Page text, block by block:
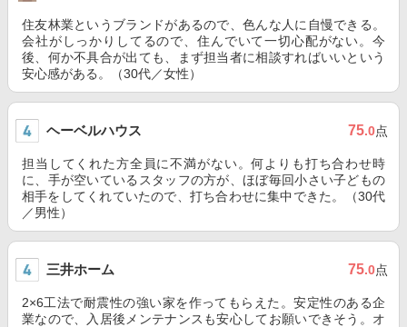
住友林業というブランドがあるので、色んな人に自慢できる。
会社がしっかりしてるので、住んでいて一切心配がない。今
後、何か不具合が出ても、まず担当者に相談すればいいという
安心感がある。（30代／女性）
ヘーベルハウス 75.0点
担当してくれた方全員に不満がない。何よりも打ち合わせ時
に、手が空いているスタッフの方が、ほぼ毎回小さい子どもの
相手をしてくれていたので、打ち合わせに集中できた。（30代
／男性）
三井ホーム 75.0点
2×6工法で耐震性の強い家を作ってもらえた。安定性のある企
業なので、入居後メンテナンスも安心してお願いできそう。オ